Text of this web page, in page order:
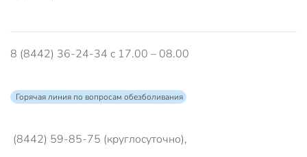
8 (8442) 36-24-34 с 17.00 – 08.00
Горячая линия по вопросам обезболивания
(8442) 59-85-75 (круглосуточно),